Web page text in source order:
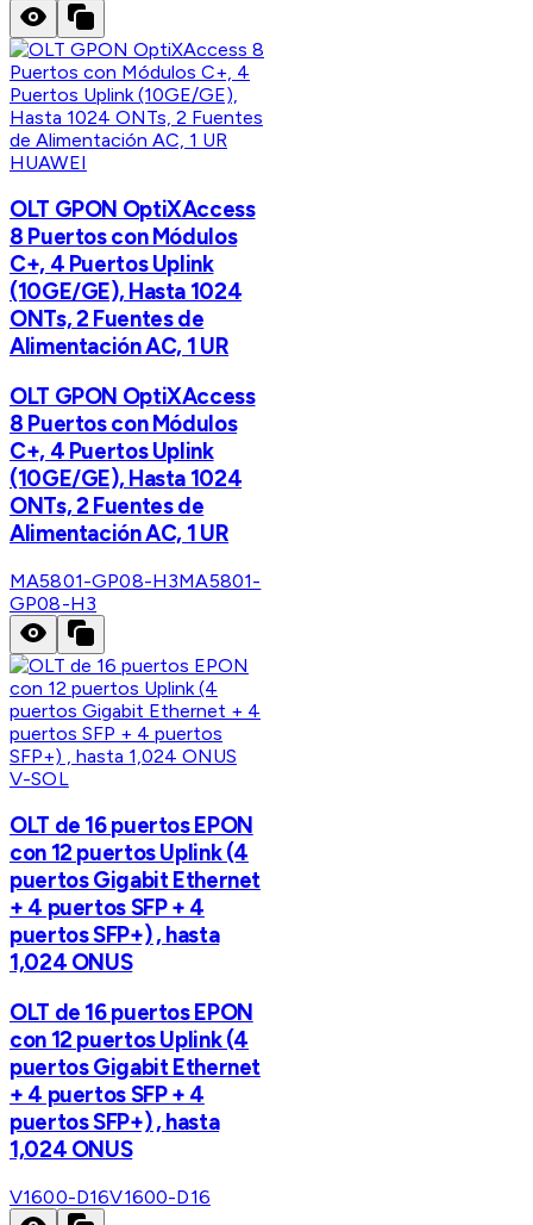
HUAWEI
OLT GPON OptiXAccess
8 Puertos con Módulos
C+, 4 Puertos Uplink
(10GE/GE), Hasta 1024
ONTs, 2 Fuentes de
Alimentación AC, 1 UR
OLT GPON OptiXAccess
8 Puertos con Módulos
C+, 4 Puertos Uplink
(10GE/GE), Hasta 1024
ONTs, 2 Fuentes de
Alimentación AC, 1 UR
MA5801-GP08-H3MA5801-
GP08-H3
V-SOL
OLT de 16 puertos EPON
con 12 puertos Uplink (4
puertos Gigabit Ethernet
+ 4 puertos SFP + 4
puertos SFP+) , hasta
1,024 ONUS
OLT de 16 puertos EPON
con 12 puertos Uplink (4
puertos Gigabit Ethernet
+ 4 puertos SFP + 4
puertos SFP+) , hasta
1,024 ONUS
V1600-D16V1600-D16